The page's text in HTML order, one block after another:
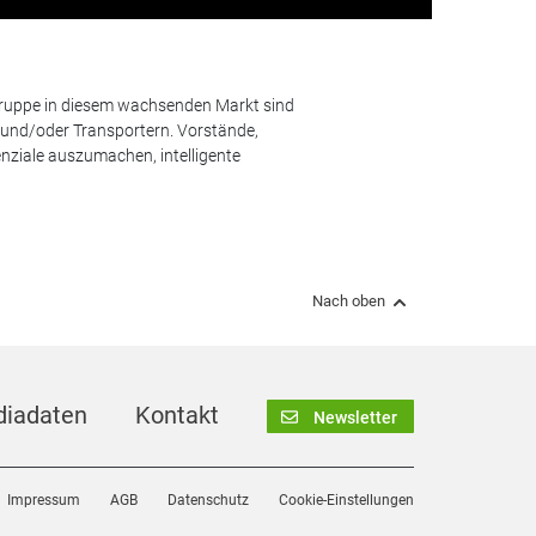
in diesem wachsenden Markt sind
oder Transportern. Vorstände,
auszumachen, intelligente
Nach oben
Kontakt Newsletter
Impressum AGB Datenschutz Cookie-Einstellungen